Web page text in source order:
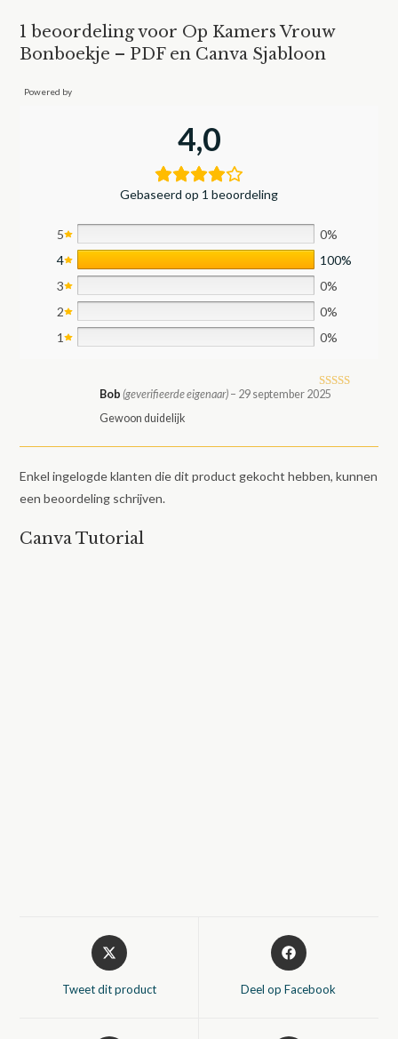
1 beoordeling voor Op Kamers Vrouw
Bonboekje – PDF en Canva Sjabloon
Powered by
4,0
Gebaseerd op 1 beoordeling
5
0%
4
100%
3
0%
2
0%
1
0%
Gewaarde
Bob(geverifieerde eigenaar) – 29 september 2025
Gewoon duidelijk
Enkel ingelogde klanten die dit product gekocht hebben, kunnen
een beoordeling schrijven.
Canva Tutorial
Opent
in
nieuw
Tweet dit product
Opent
in
nieuw
Deel op Facebook